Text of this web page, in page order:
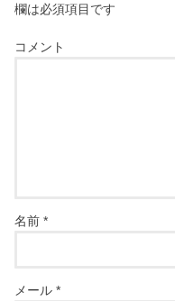
欄は必須項目です
コメント
名前*
メール*